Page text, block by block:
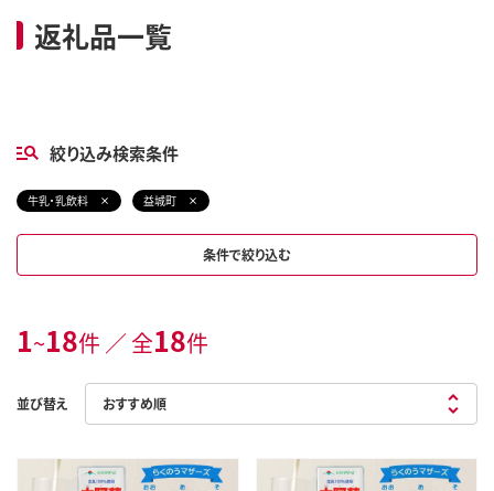
返礼品一覧
絞り込み検索条件
牛乳・乳飲料 益城町
条件で絞り込む
1~18件 ／ 全18件
並び替え